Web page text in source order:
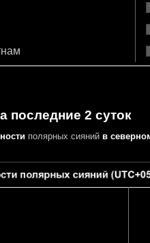
последние 2 суток
полярных сияний в